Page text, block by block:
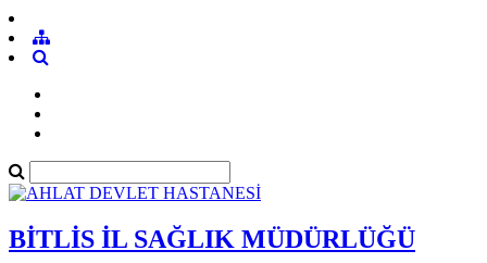
BİTLİS İL SAĞLIK MÜDÜRLÜĞÜ